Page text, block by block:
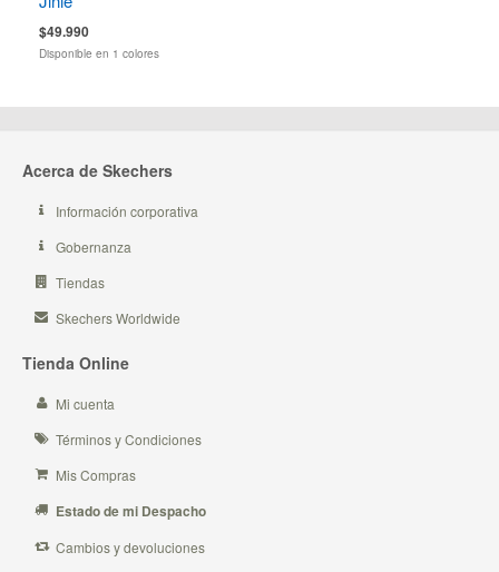
$49.990
Disponible en 1 colores
Acerca de Skechers
Información corporativa
Gobernanza
Tiendas
Skechers Worldwide
Tienda Online
Mi cuenta
Términos y Condiciones
Mis Compras
Estado de mi Despacho
Cambios y devoluciones